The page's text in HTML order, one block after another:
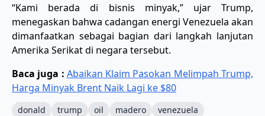
“Kami berada di bisnis minyak,” ujar Trump,
menegaskan bahwa cadangan energi Venezuela akan
dimanfaatkan sebagai bagian dari langkah lanjutan
Amerika Serikat di negara tersebut.
Baca juga : Abaikan Klaim Pasokan Melimpah Trump,
Harga Minyak Brent Naik Lagi ke $80
donald trump oil madero venezuela